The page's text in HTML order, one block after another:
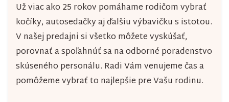
Už viac ako 25 rokov pomáhame rodičom vybrať
kočíky, autosedačky aj ďalšiu výbavičku s istotou.
V našej predajni si všetko môžete vyskúšať,
porovnať a spoľahnúť sa na odborné poradenstvo
skúseného personálu. Radi Vám venujeme čas a
pomôžeme vybrať to najlepšie pre Vašu rodinu.